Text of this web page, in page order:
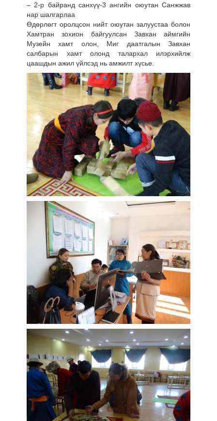
– 2-р байранд санхүү-3 ангийн оюутан Санжжав
нар шалгарлаа
Өдөрлөгт оролцсон нийт оюутан залуустаа болон
Хамтран зохион байгуулсан Завхан аймгийн
Музейн хамт олон, Миг даатгалын Завхан
салбарын хамт олонд талархал илэрхийлж
цаашдын ажил үйлсэд нь амжилт хүсье.